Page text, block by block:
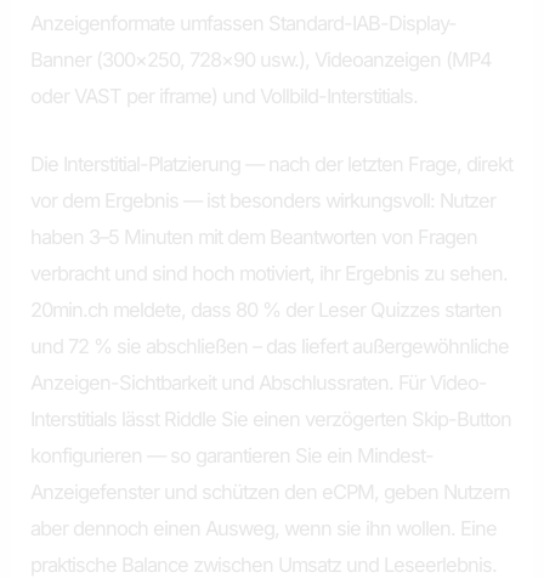
Anzeigenformate umfassen Standard-IAB-Display-
Banner (300×250, 728×90 usw.), Videoanzeigen (MP4
oder VAST per iframe) und Vollbild-Interstitials.
Die Interstitial-Platzierung — nach der letzten Frage, direkt
vor dem Ergebnis — ist besonders wirkungsvoll: Nutzer
haben 3–5 Minuten mit dem Beantworten von Fragen
verbracht und sind hoch motiviert, ihr Ergebnis zu sehen.
20min.ch meldete, dass 80 % der Leser Quizzes starten
und 72 % sie abschließen – das liefert außergewöhnliche
Anzeigen-Sichtbarkeit und Abschlussraten. Für Video-
Interstitials lässt Riddle Sie einen verzögerten Skip-Button
konfigurieren — so garantieren Sie ein Mindest-
Anzeigefenster und schützen den eCPM, geben Nutzern
aber dennoch einen Ausweg, wenn sie ihn wollen. Eine
praktische Balance zwischen Umsatz und Leseerlebnis.